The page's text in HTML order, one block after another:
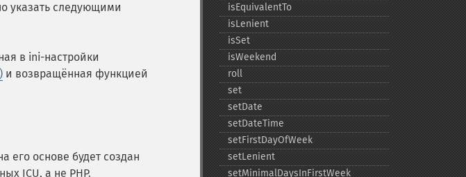
указать следующими
в ini-настройки
и возвращённая функцией
его основе будет создан
ICU, а не PHP.
isEquivalentTo
isLenient
isSet
isWeekend
roll
set
setDate
setDateTime
setFirstDayOfWeek
setLenient
setMinimalDaysInFirstWeek